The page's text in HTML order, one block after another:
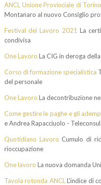
ANCL Unione Provinciale di Torino
Montanaro al nuovo Consiglio
Festival del Lavoro 2021 La
condivisa
One Lavoro La CIG in deroga
Corso di formazione specialistica
del personale
One Lavoro La decontribuzione
Come gestire le paghe e gli
e Andrea Rapacciuolo -
Quotidiano Lavoro Cumulo di
rioccupazione
One lavoro La nuova domanda
Tavola rotonda ANCL L'indice di